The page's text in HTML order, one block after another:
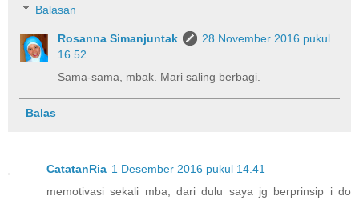
Balasan
Rosanna Simanjuntak
28 November 2016 pukul
16.52
Sama-sama, mbak. Mari saling berbagi.
Balas
CatatanRia 1 Desember 2016 pukul 14.41
memotivasi sekali mba, dari dulu saya jg berprinsip i do